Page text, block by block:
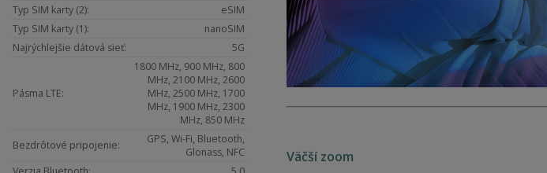
Typ SIM karty (2):
eSIM
Typ SIM karty (1):
nanoSIM
Najrýchlejšie dátová sieť:
5G
Pásma LTE:
1800 MHz, 900 MHz, 800
MHz, 2100 MHz, 2600
MHz, 2500 MHz, 1700
MHz, 1900 MHz, 2300
MHz, 850 MHz
Bezdrôtové pripojenie:
GPS, Wi-Fi, Bluetooth,
Glonass, NFC
Väčší zoom